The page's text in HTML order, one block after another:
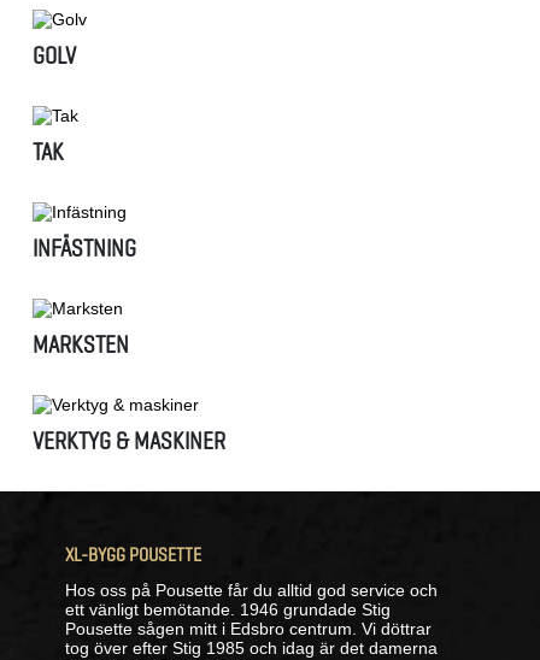
GOLV
TAK
INFÄSTNING
MARKSTEN
VERKTYG & MASKINER
XL-BYGG POUSETTE
Hos oss på Pousette får du alltid god service och
ett vänligt bemötande. 1946 grundade Stig
Pousette sågen mitt i Edsbro centrum. Vi döttrar
tog över efter Stig 1985 och idag är det damerna